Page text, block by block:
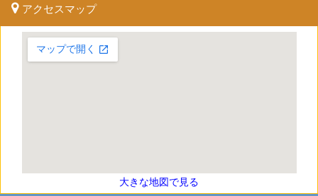
アクセスマップ
大きな地図で見る